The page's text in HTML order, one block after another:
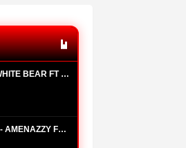
MI DESTINO - WHITE BEAR FT ALMIGHTY, YOMO
NO SE OLVIDA - AMENAZZY FT NTG